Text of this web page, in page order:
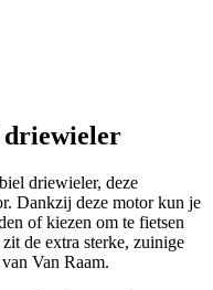
driewieler
driewieler, deze
Dankzij deze motor kun je
of kiezen om te fietsen
de extra sterke, zuinige
van Van Raam.